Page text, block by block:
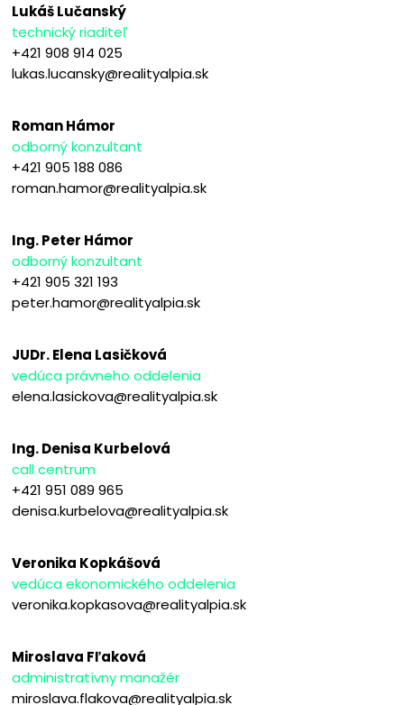
Lukáš Lučanský
technický riaditeľ
+421 908 914 025
lukas.lucansky@realityalpia.sk
Roman Hámor
odborný konzultant
+421 905 188 086
roman.hamor@realityalpia.sk
Ing. Peter Hámor
odborný konzultant
+421 905 321 193
peter.hamor@realityalpia.sk
JUDr. Elena Lasičková
vedúca právneho oddelenia
elena.lasickova@realityalpia.sk
Ing. Denisa Kurbelová
call centrum
+421 951 089 965
denisa.kurbelova@realityalpia.sk
Veronika Kopkášová
vedúca ekonomického oddelenia
veronika.kopkasova@realityalpia.sk
Miroslava Fľaková
administratívny manažér
miroslava.flakova@realityalpia.sk